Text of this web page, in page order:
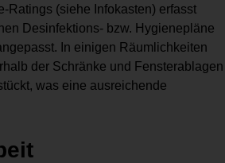
Ratings (siehe Infokasten) erfasst
Desinfektions- bzw. Hygienepläne
In einigen Räumlichkeiten
der Schränke und Fensterablagen
was eine ausreichende